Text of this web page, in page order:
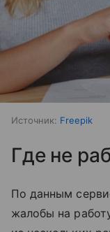
Источник: Freepik
Где не
По данным
жалобы на